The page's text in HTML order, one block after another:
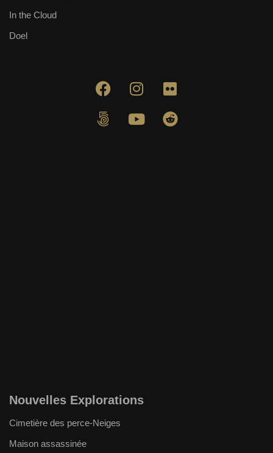
In the Cloud
Doel
Nouvelles Explorations
Cimetière des perce-Neiges
Maison assassinée